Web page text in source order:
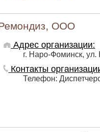
ООО
Адрес организации:
г. Наро-Фоминск,
Контакты
Телефон: